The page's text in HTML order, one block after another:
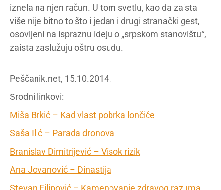
iznela na njen račun. U tom svetlu, kao da zaista
više nije bitno to što i jedan i drugi stranački gest,
osovljeni na ispraznu ideju o „srpskom stanovištu“,
zaista zaslužuju oštru osudu.
Peščanik.net, 15.10.2014.
Srodni linkovi:
Miša Brkić – Kad vlast pobrka lončiće
Saša Ilić – Parada dronova
Branislav Dimitrijević – Visok rizik
Ana Jovanović – Dinastija
Stevan Filipović – Kamenovanje zdravog razuma